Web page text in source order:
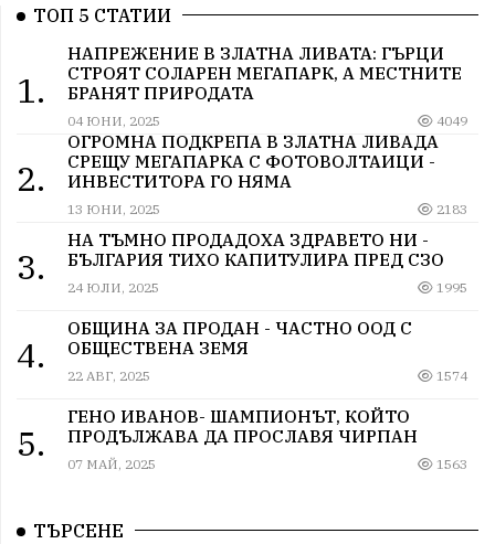
ТОП 5 СТАТИИ
1.
НАПРЕЖЕНИЕ В ЗЛАТНА ЛИВАТА: ГЪРЦИ
СТРОЯТ СОЛАРЕН МЕГАПАРК, А МЕСТНИТЕ
БРАНЯТ ПРИРОДАТА
04 ЮНИ, 2025 4049
2.
ОГРОМНА ПОДКРЕПА В ЗЛАТНА ЛИВАДА
СРЕЩУ МЕГАПАРКА С ФОТОВОЛТАИЦИ -
ИНВЕСТИТОРА ГО НЯМА
13 ЮНИ, 2025 2183
3.
НА ТЪМНО ПРОДАДОХА ЗДРАВЕТО НИ -
БЪЛГАРИЯ ТИХО КАПИТУЛИРА ПРЕД СЗО
24 ЮЛИ, 2025 1995
4.
ОБЩИНА ЗА ПРОДАН - ЧАСТНО ООД С
ОБЩЕСТВЕНА ЗЕМЯ
22 АВГ, 2025 1574
5.
ГЕНО ИВАНОВ- ШАМПИОНЪТ, КОЙТО
ПРОДЪЛЖАВА ДА ПРОСЛАВЯ ЧИРПАН
07 МАЙ, 2025 1563
ТЪРСЕНЕ